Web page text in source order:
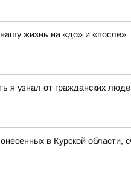
жизнь на «до» и «после»
я узнал от гражданских
в Курской